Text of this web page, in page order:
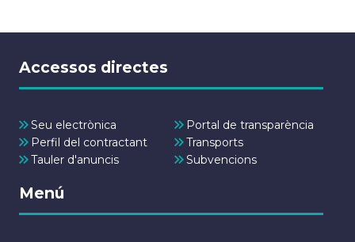
Accessos directes
Seu electrònica
Portal de transparència
Perfil del contractant
Transports
Tauler d'anuncis
Subvencions
Menú